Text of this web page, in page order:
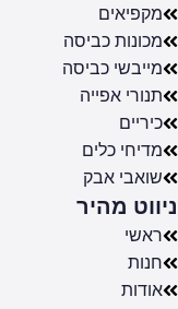
מקפיאים
מכונות כביסה
מייבשי כביסה
תנורי אפייה
כיריים
מדיחי כלים
שואבי אבק
ניווט מהיר
ראשי
חנות
אודות